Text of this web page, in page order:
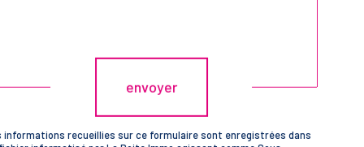
envoyer
informations recueillies sur ce formulaire sont enregistrées dans